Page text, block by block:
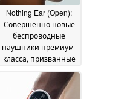
Nothing Ear (Open):
Совершенно новые
беспроводные
наушники премиум-
класса, призванные
гармонизировать
звук и окружающее
пространство24